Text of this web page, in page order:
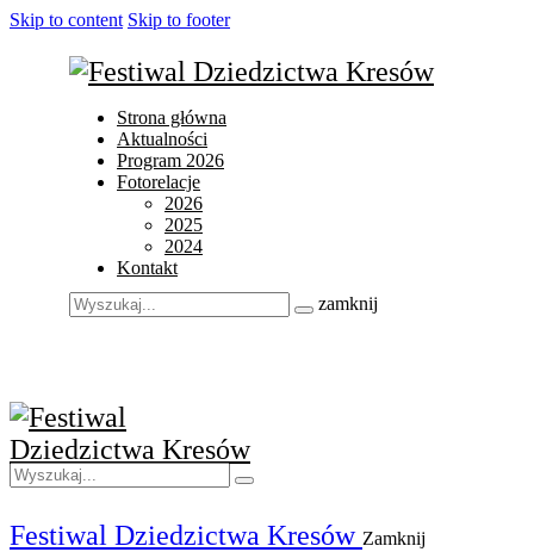
Skip to content Skip to footer
Strona główna
Aktualności
Program 2026
Fotorelacje
2026
2025
2024
Kontakt
zamknij
Festiwal Dziedzictwa Kresów Zamknij